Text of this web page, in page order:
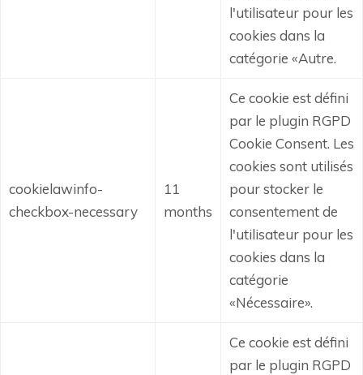
l'utilisateur pour les
cookies dans la
catégorie «Autre.
cookielawinfo-
checkbox-necessary
11
months
Ce cookie est défini
par le plugin RGPD
Cookie Consent. Les
cookies sont utilisés
pour stocker le
consentement de
l'utilisateur pour les
cookies dans la
catégorie
«Nécessaire».
Ce cookie est défini
par le plugin RGPD